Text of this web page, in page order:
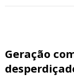
Geração